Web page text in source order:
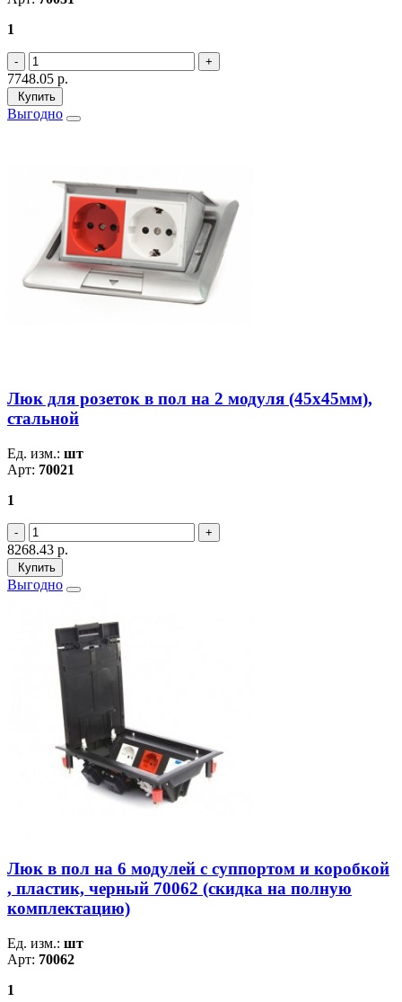
1
7748.05 р.
Купить
Выгодно
Люк для розеток в пол на 2 модуля (45х45мм),
стальной
Ед. изм.: шт
Арт: 70021
1
8268.43 р.
Купить
Выгодно
Люк в пол на 6 модулей с суппортом и коробкой
, пластик, черный 70062 (скидка на полную
комплектацию)
Ед. изм.: шт
Арт: 70062
1